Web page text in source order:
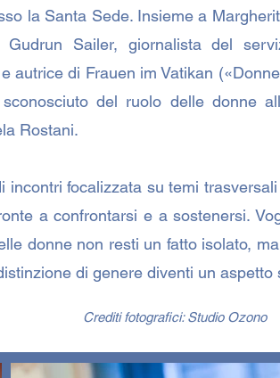
la Santa Sede. Insieme a
Sailer, giornalista del
autrice di Frauen im Vatikan
del ruolo delle donne
Rostani.
incontri focalizzata su temi
a confrontarsi e a sostenersi.
donne non resti un fatto isolato,
di genere diventi un
Crediti fotografici: Studio Ozono